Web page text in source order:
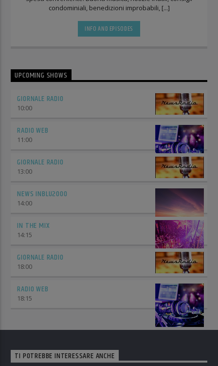
condominiali, benedizioni improbabili, [...]
INFO AND EPISODES
UPCOMING SHOWS
GIORNALE RADIO
10:00
RADIO WEB
11:00
GIORNALE RADIO
13:00
NEWS INBLU2000
14:00
IN THE MIX
14:15
GIORNALE RADIO
18:00
RADIO WEB
18:15
TI POTREBBE INTERESSARE ANCHE